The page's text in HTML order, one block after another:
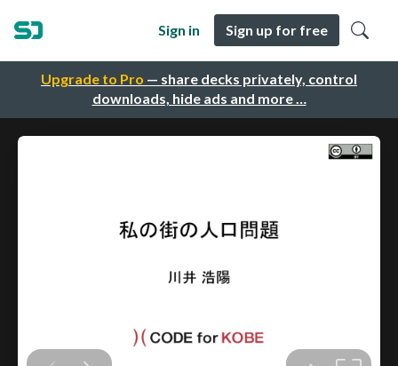
Upgrade to Pro — share decks privately, control
downloads, hide ads and more …
Sign in Sign up for free